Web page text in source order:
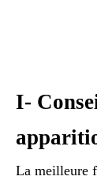
I-
La meilleure